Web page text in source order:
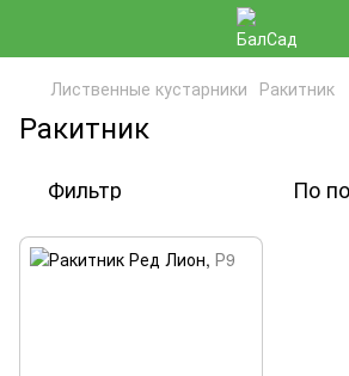
Лиственные кустарники Ракитник
Ракитник
Фильтр По